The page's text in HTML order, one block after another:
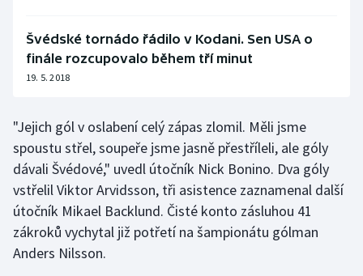
Švédské tornádo řádilo v Kodani. Sen USA o
finále rozcupovalo během tří minut
19. 5. 2018
"Jejich gól v oslabení celý zápas zlomil. Měli jsme
spoustu střel, soupeře jsme jasně přestříleli, ale góly
dávali Švédové," uvedl útočník Nick Bonino. Dva góly
vstřelil Viktor Arvidsson, tři asistence zaznamenal další
útočník Mikael Backlund. Čisté konto zásluhou 41
zákroků vychytal již potřetí na šampionátu gólman
Anders Nilsson.